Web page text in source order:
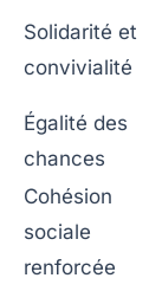
Solidarité et
convivialité
Égalité des
chances
Cohésion
sociale
renforcée